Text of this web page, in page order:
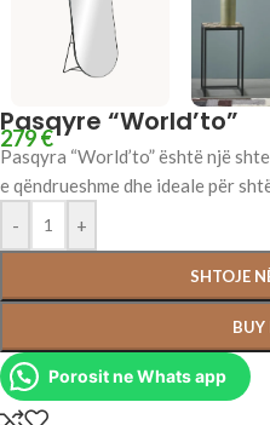
Pasqyre “World’to”
279€
Pasqyra “World’to” është një
e qëndrueshme dhe ideale për
-
+
SHTOJE
Porosit ne Whats app